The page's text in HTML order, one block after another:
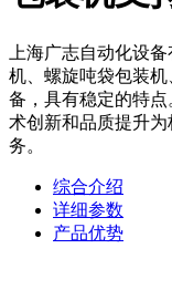
上海广志自动化设
机、螺旋吨袋包装
备，具有稳定的特
术创新和品质提升
务。
综合介绍
详细参数
产品优势